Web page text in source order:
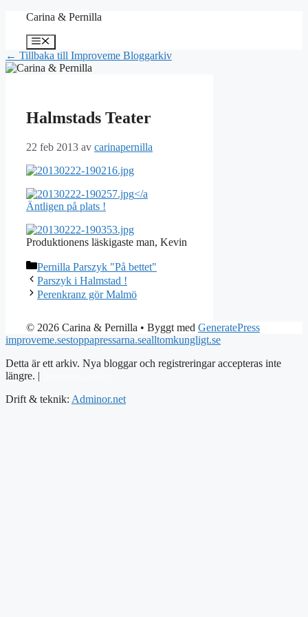
Hoppa
innehåll
Carina & Pernilla
Meny
← Tillbaka till Improveme Bloggarkiv
Halmstads Teater
22 feb 2013 av carinapernilla
</a
Äntligen på plats !
Produktionens läskigaste man, Kevin
Kategorier
Pernilla Parszyk "På bettet"
Parszyk i Halmstad !
Perenkranz gör Malmö
© 2026 Carina & Pernilla • Byggt med GeneratePress
improveme.sestoppapressarna.sealltomkungligt.se
Detta är ett arkiv. Nya bloggar och registreringar accepteras inte
längre. |
Drift & teknik: Adminor.net